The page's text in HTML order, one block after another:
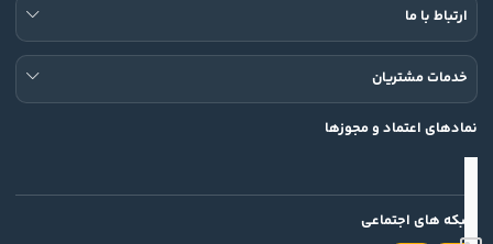
ارتباط با ما
خدمات مشتریان
نمادهای اعتماد و مجوزها
شبکه های اجتماعی